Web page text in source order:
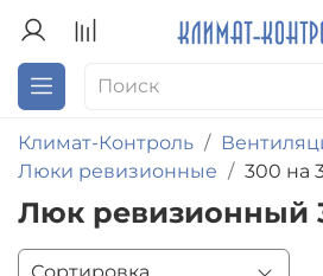
Климат-Контроль
Люки ревизионные
300 на
Люк ревизионный